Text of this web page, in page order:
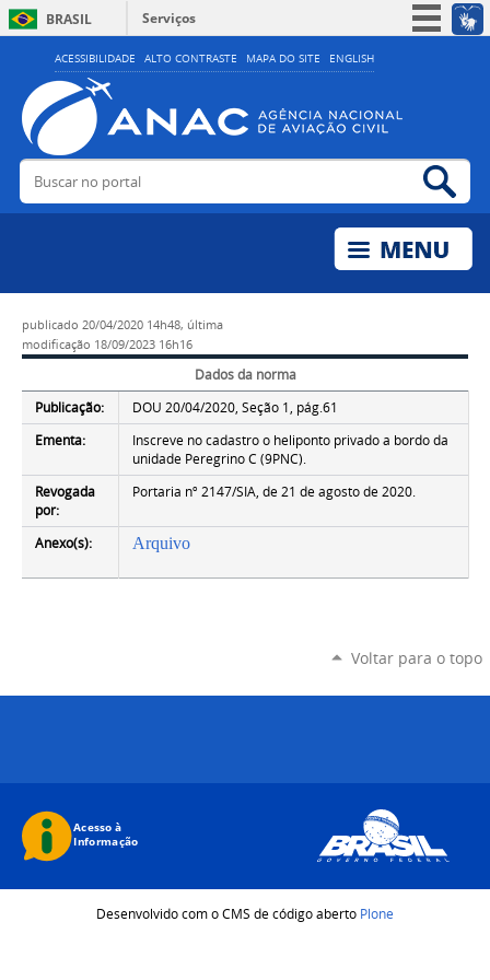
ACESSIBILIDADE ALTO CONTRASTE MAPA DO SITE ENGLISH
BRASIL
Serviços
Simplifique!
Acesso à informação
Legislação
Buscar no portal
publicado 20/04/2020 14h48, última
modificação 18/09/2023 16h16
Dados da norma
Publicação:
DOU 20/04/2020, Seção 1, pág.61
Ementa:
Inscreve no cadastro o heliponto privado a bordo da
unidade Peregrino C (9PNC).
Revogada
por:
Portaria nº 2147/SIA, de 21 de agosto de 2020.
Anexo(s): Arquivo
Voltar para o topo
Desenvolvido com o CMS de código aberto Plone